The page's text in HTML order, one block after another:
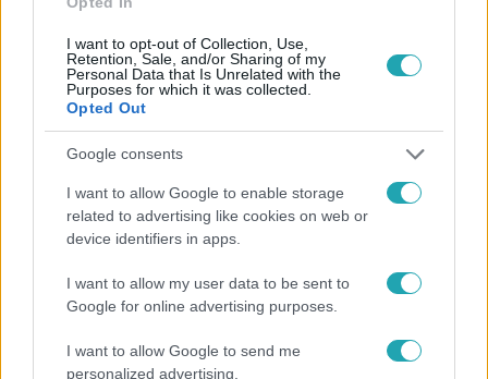
I want to opt-out of Collection, Use,
Retention, Sale, and/or Sharing of my
Personal Data that Is Unrelated with the
Purposes for which it was collected.
Opted Out
Google consents
I want to allow Google to enable storage
related to advertising like cookies on web or
device identifiers in apps.
I want to allow my user data to be sent to
Google for online advertising purposes.
I want to allow Google to send me
personalized advertising.
Népszerű